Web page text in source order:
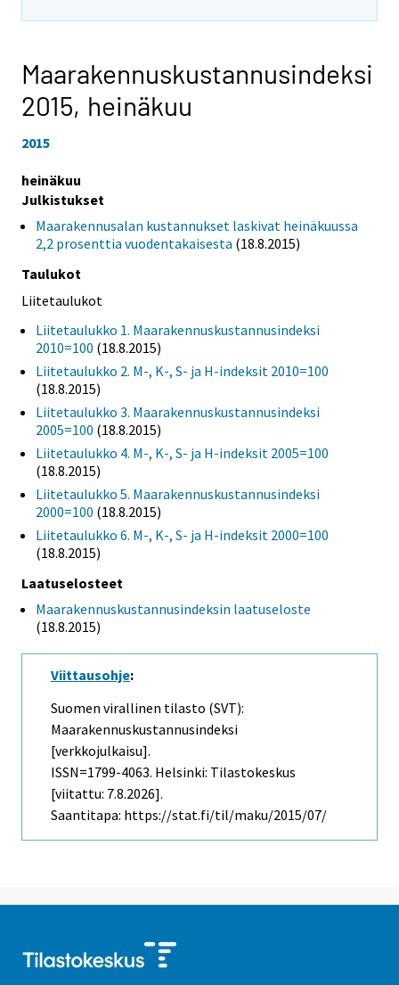
Maarakennuskustannusindeksi
2015, heinäkuu
2015
heinäkuu
Julkistukset
Maarakennusalan kustannukset laskivat heinäkuussa
2,2 prosenttia vuodentakaisesta (18.8.2015)
Taulukot
Liitetaulukot
Liitetaulukko 1. Maarakennuskustannusindeksi
2010=100 (18.8.2015)
Liitetaulukko 2. M-, K-, S- ja H-indeksit 2010=100
(18.8.2015)
Liitetaulukko 3. Maarakennuskustannusindeksi
2005=100 (18.8.2015)
Liitetaulukko 4. M-, K-, S- ja H-indeksit 2005=100
(18.8.2015)
Liitetaulukko 5. Maarakennuskustannusindeksi
2000=100 (18.8.2015)
Liitetaulukko 6. M-, K-, S- ja H-indeksit 2000=100
(18.8.2015)
Laatuselosteet
Maarakennuskustannusindeksin laatuseloste
(18.8.2015)
Viittausohje:
Suomen virallinen tilasto (SVT):
Maarakennuskustannusindeksi
[verkkojulkaisu].
ISSN=1799-4063. Helsinki: Tilastokeskus
[viitattu: 7.8.2026].
Saantitapa: https://stat.fi/til/maku/2015/07/